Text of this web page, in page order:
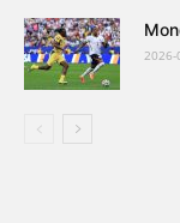
2026-